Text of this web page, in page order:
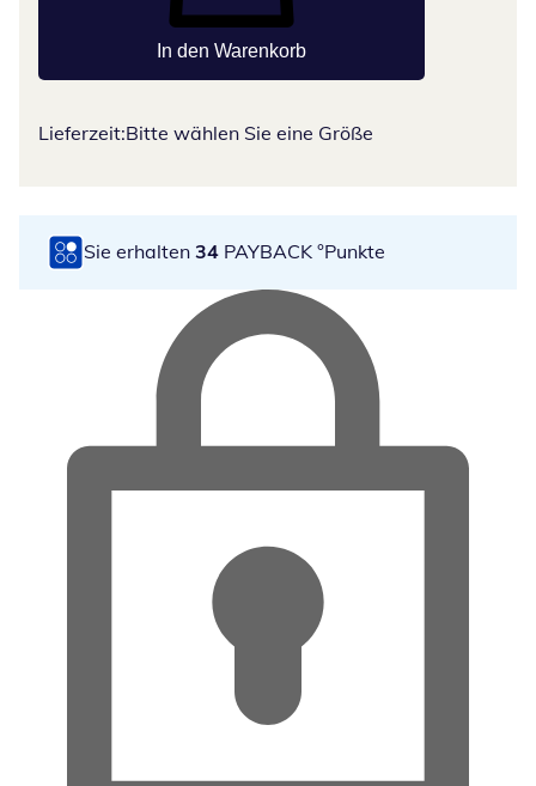
In den Warenkorb
Lieferzeit:Bitte wählen Sie eine Größe
Sie erhalten 34 PAYBACK °Punkte